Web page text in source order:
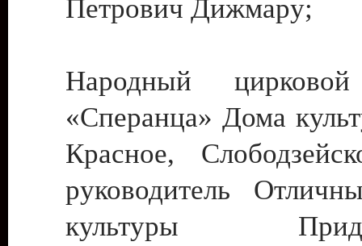
Петрович Дижмару;
Народный цирковой
«Сперанца» Дома
Красное,
руководитель
культуры